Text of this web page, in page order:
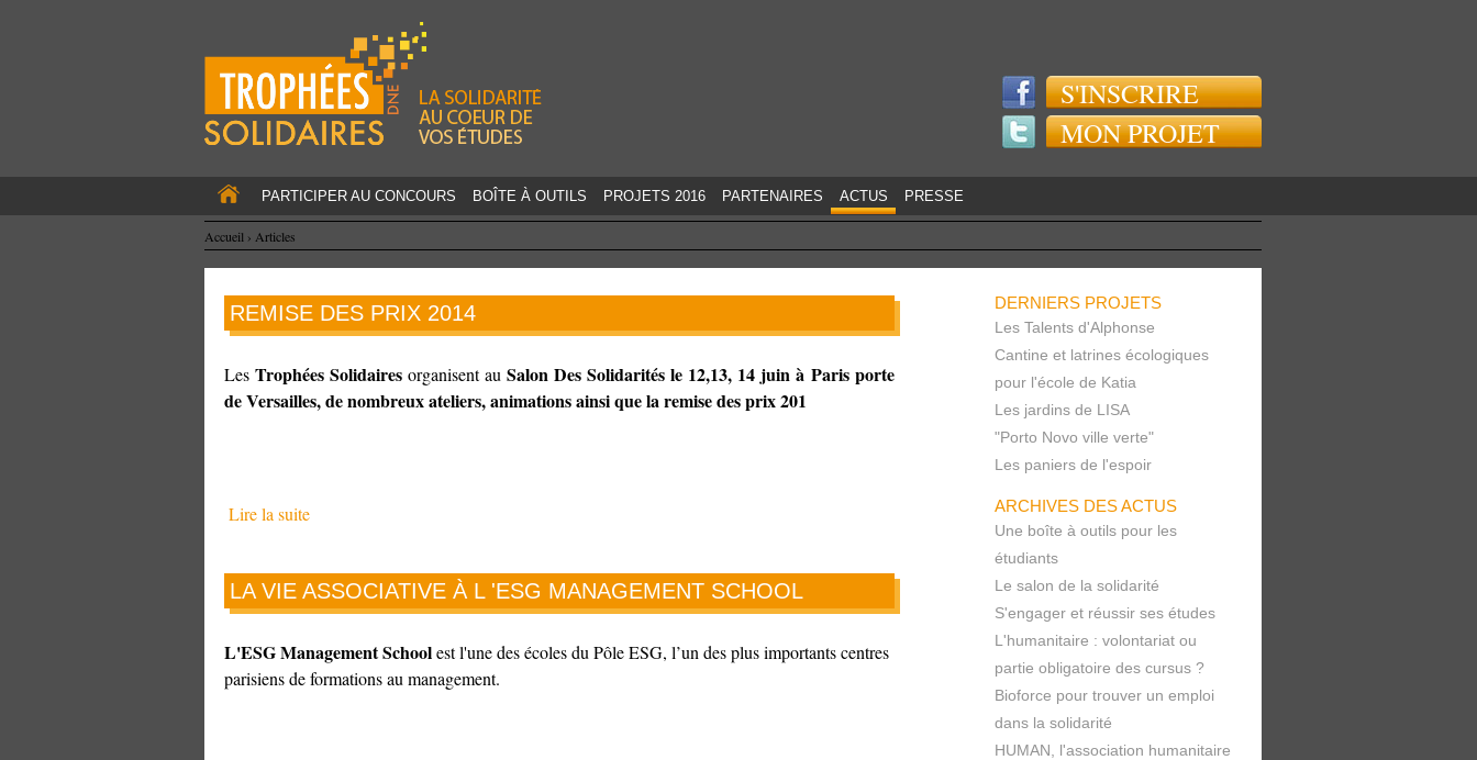
S'INSCRIRE
MON PROJET
PARTICIPER AU CONCOURS BOÎTE À OUTILS PROJETS 2016 PARTENAIRES ACTUS PRESSE
Accueil › Articles
REMISE DES PRIX 2014
LesTrophées Solidairesorganisent auSalon Des Solidarités le 12,13, 14 juin à Paris porte
de Versailles,de nombreux ateliers, animations ainsi que la remise des prix 201
Lire la suite
LA VIE ASSOCIATIVE À L 'ESG MANAGEMENT SCHOOL
L'ESG Management Schoolest l'une des écoles du Pôle ESG, l’un des plus importants centres
parisiens de formations au management.
DERNIERS PROJETS
Les Talents d'Alphonse
Cantine et latrines écologiques
pour l'école de Katia
Les jardins de LISA
"Porto Novo ville verte"
Les paniers de l'espoir
ARCHIVES DES ACTUS
Une boîte à outils pour les
étudiants
Le salon de la solidarité
S'engager et réussir ses études
L'humanitaire : volontariat ou
partie obligatoire des cursus ?
Bioforce pour trouver un emploi
dans la solidarité
HUMAN, l'association humanitaire